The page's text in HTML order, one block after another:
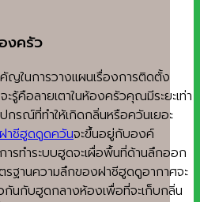
งครัว
ญในการวางแผนเรื่องการติดตั้ง
คือลายเตาในห้องครัวคุณมีระยะเท่า
กรณ์ที่ทำให้เกิดกลิ่นหรือควันเยอะ
ฝาชีฮูดดูดควันจะขึ้นอยู่กับองค์
ารทำระบบฮูดจะเผื่อพื้นที่ด้านลึกออก
ฐานความลึกของฝาชีฮูดดูอากาศจะ
กันกับฮูดกลางห้องเพื่อที่จะเก็บกลิ่น